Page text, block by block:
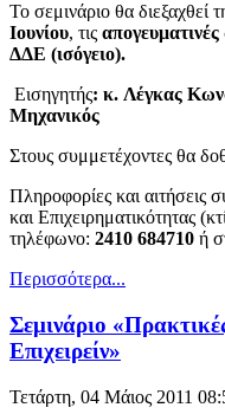
Το σεμινάριο θα διεξαχθεί
Ιουνίου, τις
ΔΔΕ (ισόγειο).
Εισηγητής: κ. Λέγκας
Μηχανικός
Στους συμμετέχοντες θα
Πληροφορίες και αιτήσεις
και Επιχειρηματικότητας
τηλέφωνο: 2410 684710 ή
Περισσότερα...
Σεμινάριο
Επιχειρείν»
Τετάρτη, 04 Μάιος 2011